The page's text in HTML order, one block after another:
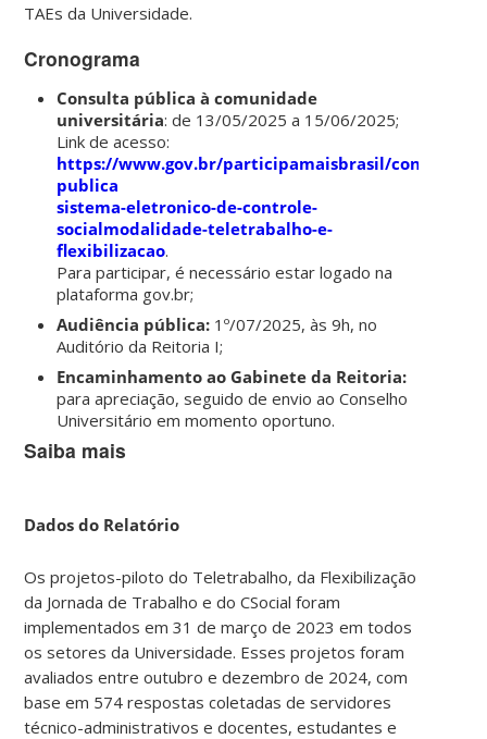
TAEs da Universidade.
Cronograma
Consulta pública à comunidade
universitária: de 13/05/2025 a 15/06/2025;
Link de acesso:
https://www.gov.br/participamaisbrasil/consulta-
publica
sistema-eletronico-de-controle-
socialmodalidade-teletrabalho-e-
flexibilizacao.
Para participar, é necessário estar logado na
plataforma gov.br;
Audiência pública: 1º/07/2025, às 9h, no
Auditório da Reitoria I;
Encaminhamento ao Gabinete da Reitoria:
para apreciação, seguido de envio ao Conselho
Universitário em momento oportuno.
Saiba mais
Dados do Relatório
Os projetos-piloto do Teletrabalho, da Flexibilização
da Jornada de Trabalho e do CSocial foram
implementados em 31 de março de 2023 em todos
os setores da Universidade. Esses projetos foram
avaliados entre outubro e dezembro de 2024, com
base em 574 respostas coletadas de servidores
técnico-administrativos e docentes, estudantes e